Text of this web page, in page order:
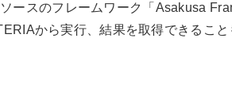
ースのフレームワーク「Asakusa
から実行、結果を取得できること